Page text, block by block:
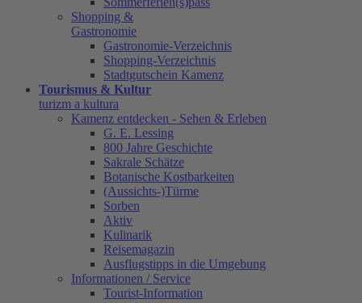
Shopping &
Gastronomie
Gastronomie-Verzeichnis
Shopping-Verzeichnis
Stadtgutschein Kamenz
Tourismus & Kultur
turizm a kultura
Kamenz entdecken - Sehen & Erleben
G. E. Lessing
800 Jahre Geschichte
Sakrale Schätze
Botanische Kostbarkeiten
(Aussichts-)Türme
Sorben
Aktiv
Kulinarik
Reisemagazin
Ausflugstipps in die Umgebung
Informationen / Service
Tourist-Information